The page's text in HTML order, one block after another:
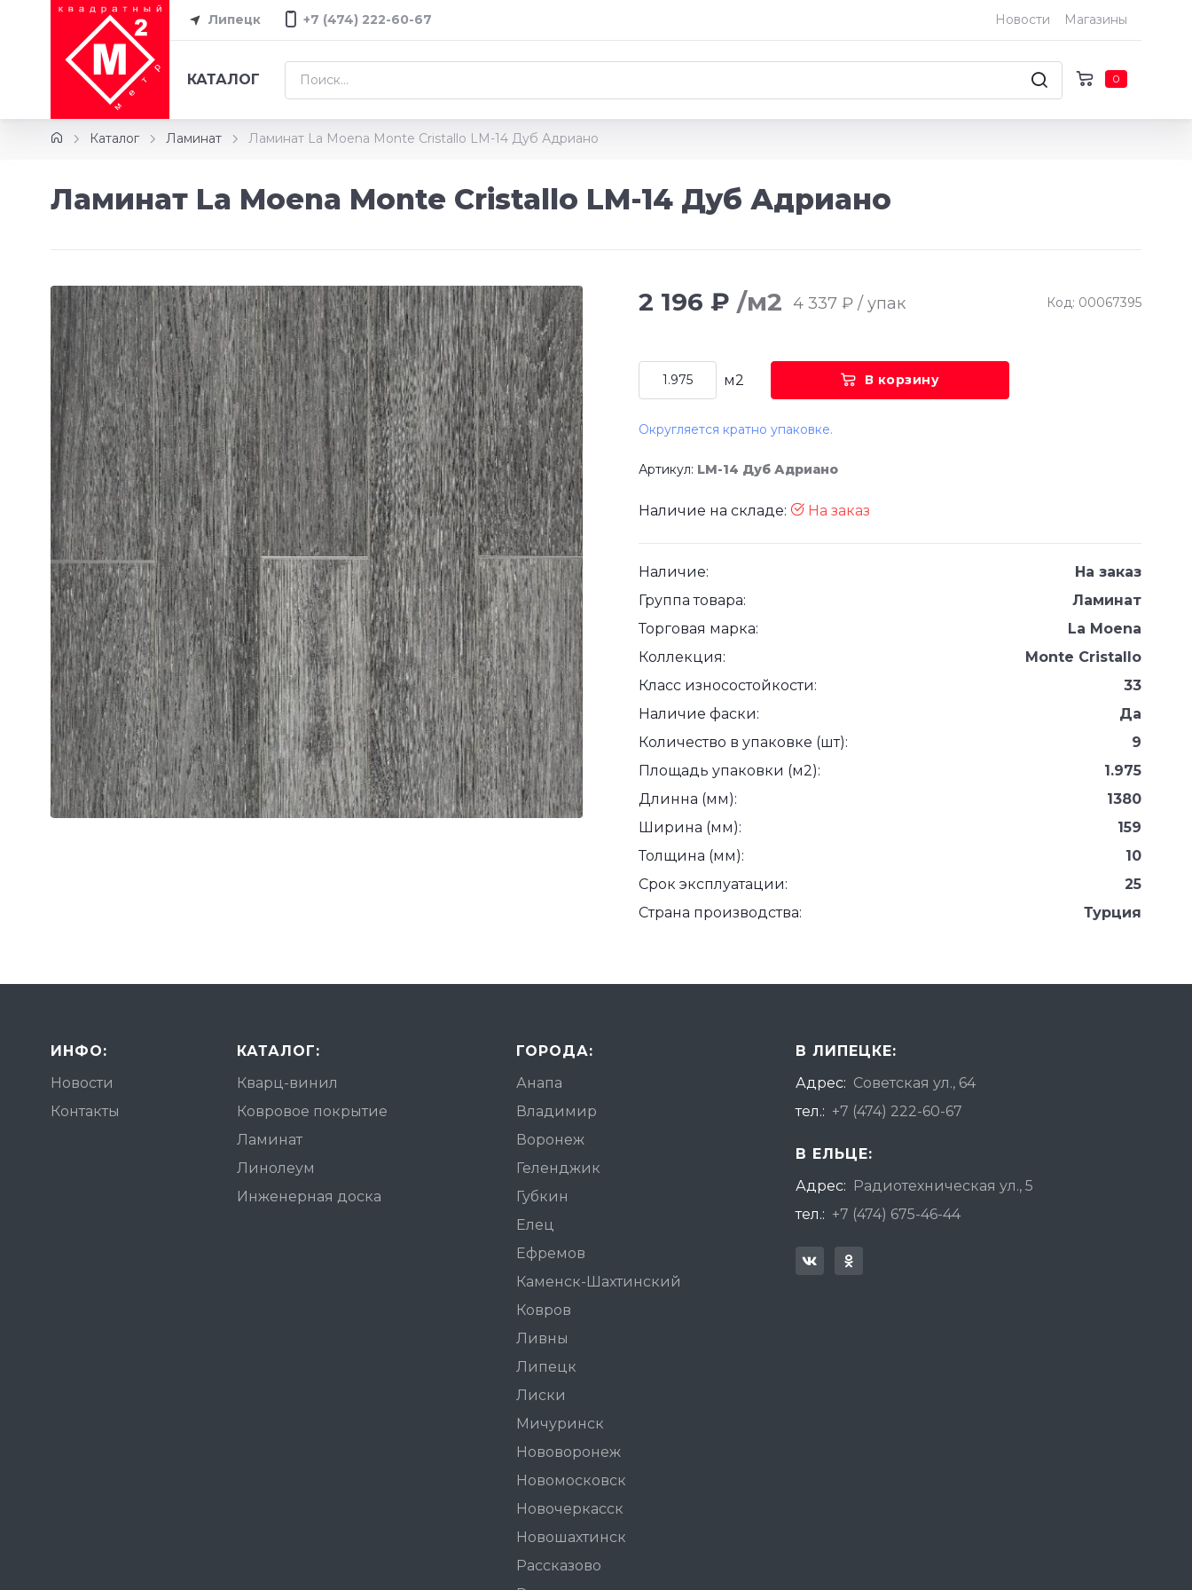
Липецк +7 (474) 222-60-67 Новости Магазины
КАТАЛОГ 0
Каталог Ламинат Ламинат La Moena Monte Cristallo LM-14 Дуб Адриано
Ламинат La Moena Monte Cristallo LM-14 Дуб Адриано
2 196 ₽ /м2 4 337 ₽ / упак Код: 00067395
м2 В корзину
Округляется кратно упаковке.
Артикул: LM-14 Дуб Адриано
Наличие на складе: На заказ
Наличие:
На заказ
Группа товара:
Ламинат
Торговая марка:
La Moena
Коллекция:
Monte Cristallo
Класс износостойкости:
33
Наличие фаски:
Да
Количество в упаковке (шт):
9
Площадь упаковки (м2):
1.975
Длинна (мм):
1380
Ширина (мм):
159
Толщина (мм):
10
Срок эксплуатации:
25
Страна производства:
Турция
ИНФО:
Новости
Контакты
КАТАЛОГ:
Кварц-винил
Ковровое покрытие
Ламинат
Линолеум
Инженерная доска
ГОРОДА:
Анапа
Владимир
Воронеж
Геленджик
Губкин
Елец
Ефремов
Каменск-Шахтинский
Ковров
Ливны
Липецк
Лиски
Мичуринск
Нововоронеж
Новомосковск
Новочеркасск
Новошахтинск
Рассказово
В ЛИПЕЦКЕ:
Адрес: Советская ул., 64
тел.: +7 (474) 222-60-67
В ЕЛЬЦЕ:
Адрес:
Радиотехническая ул., 5
тел.: +7 (474) 675-46-44